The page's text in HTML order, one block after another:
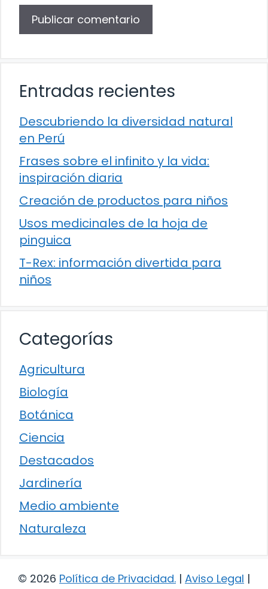
Entradas recientes
Descubriendo la diversidad natural
en Perú
Frases sobre el infinito y la vida:
inspiración diaria
Creación de productos para niños
Usos medicinales de la hoja de
pinguica
T-Rex: información divertida para
niños
Categorías
Agricultura
Biología
Botánica
Ciencia
Destacados
Jardinería
Medio ambiente
Naturaleza
© 2026 Política de Privacidad. | Aviso Legal |